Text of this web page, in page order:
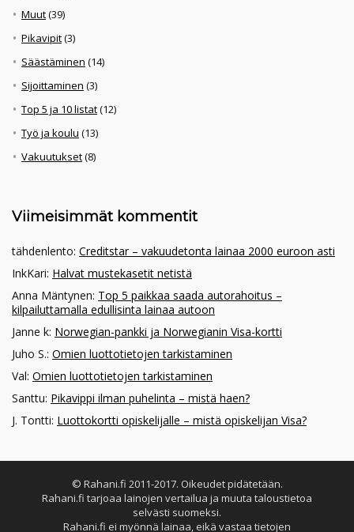
Muut(39)
Pikavipit(3)
Säästäminen (14)
Sijoittaminen (3)
Top 5 ja 10 listat(12)
Työ ja koulu (13)
Vakuutukset(8)
Viimeisimmät kommentit
tähdenlento: Creditstar – vakuudetonta lainaa 2000 euroon asti
InkKari: Halvat mustekasetit netistä
Anna Mäntynen: Top 5 paikkaa saada autorahoitus –
kilpailuttamalla edullisinta lainaa autoon
Janne k: Norwegian-pankki ja Norwegianin Visa-kortti
Juho S.: Omien luottotietojen tarkistaminen
Val: Omien luottotietojen tarkistaminen
Santtu: Pikavippi ilman puhelinta – mistä haen?
J. Tontti: Luottokortti opiskelijalle – mistä opiskelijan Visa?
© Rahani.fi 2011-2017. Oikeudet pidätetään.
Rahani.fi tarjoaa lainojen vertailua ja muuta taloustietoa
selvästi suomeksi.
Rahani.fi ei myönnä lainaa, eikä vastaa tietojen